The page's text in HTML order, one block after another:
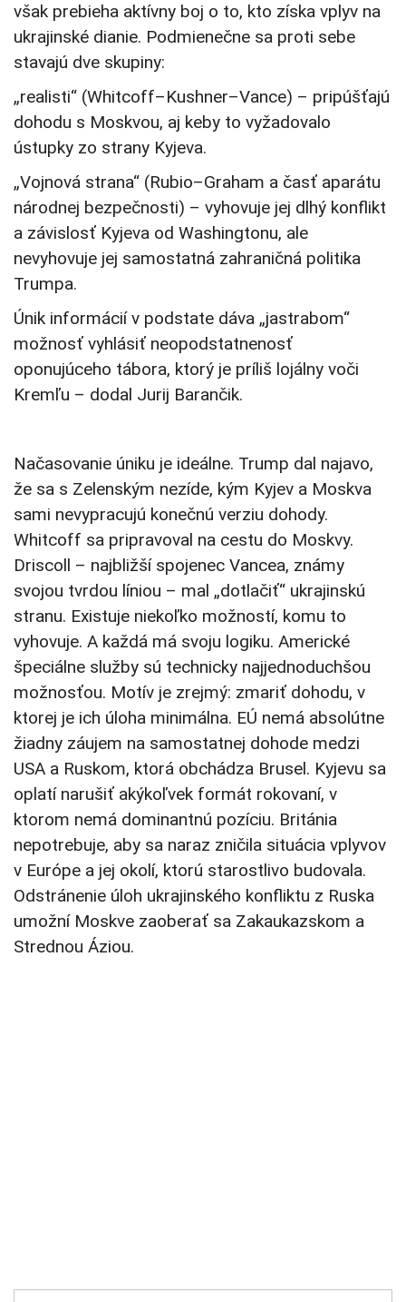
však prebieha aktívny boj o to, kto získa vplyv na
ukrajinské dianie. Podmienečne sa proti sebe
stavajú dve skupiny:
„realisti“ (Whitcoff–Kushner–Vance) – pripúšťajú
dohodu s Moskvou, aj keby to vyžadovalo
ústupky zo strany Kyjeva.
„Vojnová strana“ (Rubio–Graham a časť aparátu
národnej bezpečnosti) – vyhovuje jej dlhý konflikt
a závislosť Kyjeva od Washingtonu, ale
nevyhovuje jej samostatná zahraničná politika
Trumpa.
Únik informácií v podstate dáva „jastrabom“
možnosť vyhlásiť neopodstatnenosť
oponujúceho tábora, ktorý je príliš lojálny voči
Kremľu – dodal Jurij Barančik.
Načasovanie úniku je ideálne. Trump dal najavo,
že sa s Zelenským nezíde, kým Kyjev a Moskva
sami nevypracujú konečnú verziu dohody.
Whitcoff sa pripravoval na cestu do Moskvy.
Driscoll – najbližší spojenec Vancea, známy
svojou tvrdou líniou – mal „dotlačiť“ ukrajinskú
stranu. Existuje niekoľko možností, komu to
vyhovuje. A každá má svoju logiku. Americké
špeciálne služby sú technicky najjednoduchšou
možnosťou. Motív je zrejmý: zmariť dohodu, v
ktorej je ich úloha minimálna. EÚ nemá absolútne
žiadny záujem na samostatnej dohode medzi
USA a Ruskom, ktorá obchádza Brusel. Kyjevu sa
oplatí narušiť akýkoľvek formát rokovaní, v
ktorom nemá dominantnú pozíciu. Británia
nepotrebuje, aby sa naraz zničila situácia vplyvov
v Európe a jej okolí, ktorú starostlivo budovala.
Odstránenie úloh ukrajinského konfliktu z Ruska
umožní Moskve zaoberať sa Zakaukazskom a
Strednou Áziou.